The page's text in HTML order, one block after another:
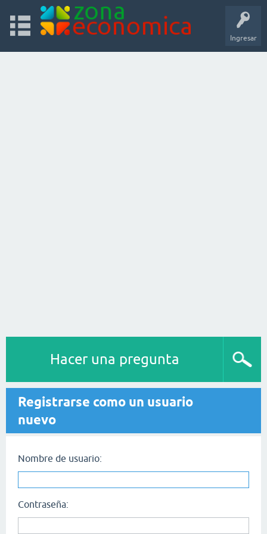
Ingresar
Hacer una pregunta
Registrarse como un usuario
nuevo
Nombre de usuario:
Contraseña: